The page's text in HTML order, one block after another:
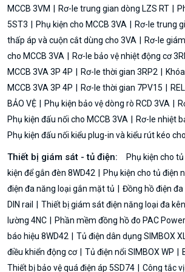
MCCB 3VM
Rơ-le trung gian dòng LZS RT
5ST3
Phụ kiện cho MCCB 3VA Rơ-le trung
thấp áp và cuộn cắt dùng cho 3VA
Rơ-le
cho MCCB 3VA
Rơ-le bảo vệ nhiệt động cơ
MCCB 3VA 3P 4P
Rơ-le thời gian 3RP2
MCCB 3VA 3P 4P
Rơ-le thời gian 7PV15
BẢO VỆ
Phụ kiện bảo vệ dòng rò RCD 3VA
Phụ kiện đấu nối cho MCCB 3VA
Rơ-le nhiệt
Phụ kiện đấu nối kiểu plug-in và kiểu rút kéo
Thiết bị giám sát - tủ điện: Phụ kiện cho
kiện để gắn đèn 8WD42
Phụ kiện cho tủ điện
điện đa năng loại gắn mặt tủ
Đồng hồ điện
DIN rail
Thiết bị giám sát điện năng loại đa
lường 4NC
Phần mềm đồng hồ đo PAC
báo hiệu 8WD42
Tủ điện dân dụng SIMBOX
điều khiển động cơ
Tủ điện nổi SIMBOX WP
Thiết bị bảo vệ quá điện áp 5SD74
Công tắc